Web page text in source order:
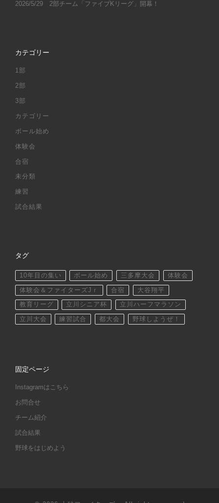
2026/5/29 2部チーム「ファイブKリーグ」開幕！
カテゴリー
1部
2部
3部
カテゴリー
ボール始め
体験会
合宿
未分類
練習
試合結果
タグ
10年目の集い ボール始め 三多摩大会 体験会
体験会＆ファイターズJｒ 合宿 大谷翔平
教育リーグ 立川シニア杯 立川ハーフマラソン
立川大会 練習試合 都大会 野球しようぜ！
固定ページ
Instagramはこちら
お問合せ
チーム紹介
試合結果
野球をはじめよう